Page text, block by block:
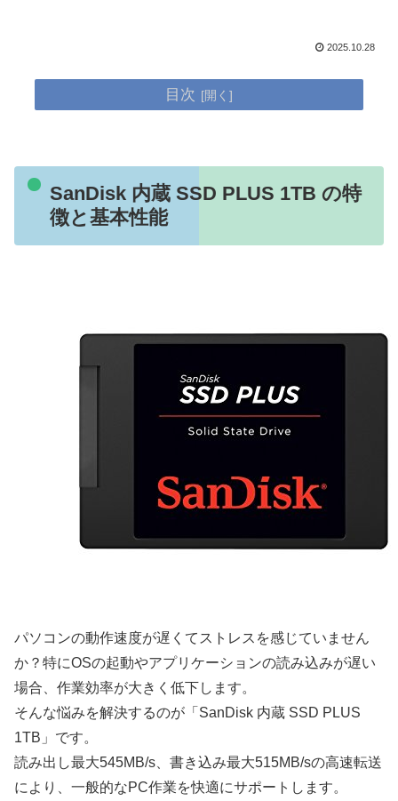
2025.10.28
目次
SanDisk 内蔵 SSD PLUS 1TB の特
徴と基本性能
パソコンの動作速度が遅くてストレスを感じていません
か？特にOSの起動やアプリケーションの読み込みが遅い
場合、作業効率が大きく低下します。
そんな悩みを解決するのが「SanDisk 内蔵 SSD PLUS
1TB」です。
読み出し最大545MB/s、書き込み最大515MB/sの高速転送
により、一般的なPC作業を快適にサポートします。